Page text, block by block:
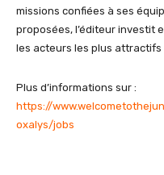
missions confiées à ses
proposées, l’éditeur investit
les acteurs les plus attractifs
Plus d’informations sur :
https://
oxalys/jobs